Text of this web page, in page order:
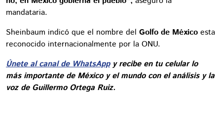
mandataria.
Sheinbaum indicó que el nombre del Golfo de México esta
reconocido internacionalmente por la ONU.
Únete al canal de WhatsAppy recibe en tu celular lo
más importante de México y el mundo con el análisis y la
voz de Guillermo Ortega Ruiz.